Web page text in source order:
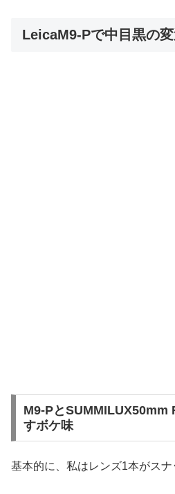
LeicaM9-Pで中目黒の
M9-PとSUMMILUX50mm
すボケ味
基本的に、私はレンズ1本がスナ